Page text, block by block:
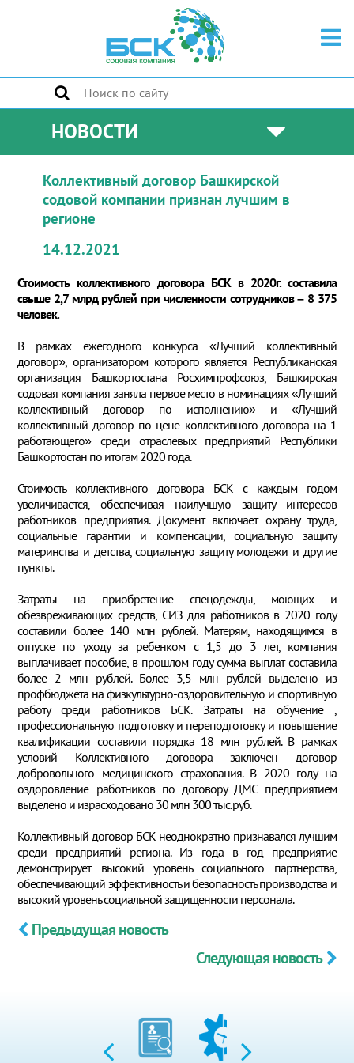
НОВОСТИ
Коллективный договор Башкирской
содовой компании признан лучшим в
регионе
14.12.2021
Стоимость коллективного договора БСК в 2020г. составила
свыше 2,7 млрд рублей при численности сотрудников – 8 375
человек.
В рамках ежегодного конкурса «Лучший коллективный
договор», организатором которого является Республиканская
организация Башкортостана Росхимпрофсоюз, Башкирская
содовая компания заняла первое место в номинациях «Лучший
коллективный договор по исполнению» и «Лучший
коллективный договор по цене коллективного договора на 1
работающего» среди отраслевых предприятий Республики
Башкортостан по итогам 2020 года.
Стоимость коллективного договора БСК с каждым годом
увеличивается, обеспечивая наилучшую защиту интересов
работников предприятия. Документ включает охрану труда,
социальные гарантии и компенсации, социальную защиту
материнства и детства, социальную защиту молодежи и другие
пункты.
Затраты на приобретение спецодежды, моющих и
обезвреживающих средств, СИЗ для работников в 2020 году
составили более 140 млн рублей. Матерям, находящимся в
отпуске по уходу за ребенком с 1,5 до 3 лет, компания
выплачивает пособие, в прошлом году сумма выплат составила
более 2 млн рублей. Более 3,5 млн рублей выделено из
профбюджета на физкультурно-оздоровительную и спортивную
работу среди работников БСК. Затраты на обучение ,
профессиональную подготовку и переподготовку и повышение
квалификации составили порядка 18 млн рублей. В рамках
условий Коллективного договора заключен договор
добровольного медицинского страхования. В 2020 году на
оздоровление работников по договору ДМС предприятием
выделено и израсходовано 30 млн 300 тыс.руб.
Коллективный договор БСК неоднократно признавался лучшим
среди предприятий региона. Из года в год предприятие
демонстрирует высокий уровень социального партнерства,
обеспечивающий эффективность и безопасность производства и
высокий уровень социальной защищенности персонала.
Предыдущая новость
Следующая новость